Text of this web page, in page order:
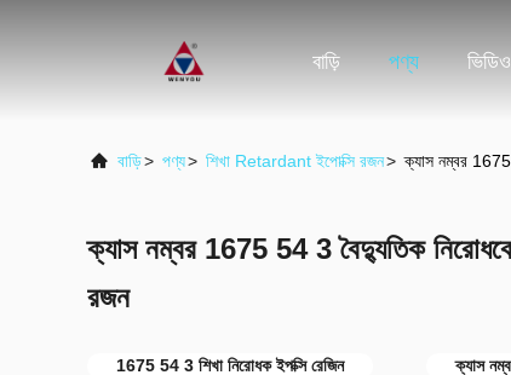
বাড়ি পণ্য ভিডিও
বাড়ি> পণ্য> শিখা Retardant ইপোক্সি রজন> ক্যাস নম্বর 1675
ক্যাস নম্বর 1675 54 3 বৈদ্যুতিক
রজন
1675 54 3 শিখা নিরোধক ইপক্সি রেজিন
ক্যাস